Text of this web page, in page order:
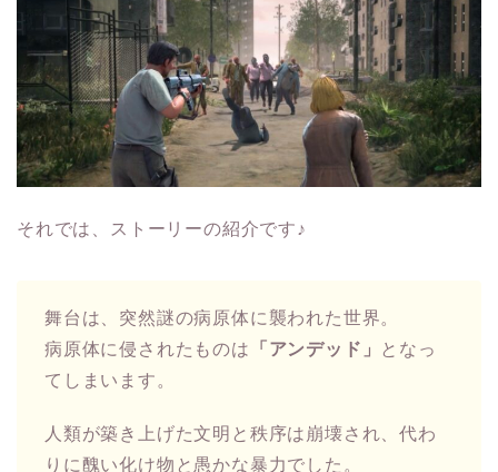
それでは、ストーリーの紹介です♪
舞台は、突然謎の病原体に襲われた世界。
病原体に侵されたものは
「アンデッド」
となっ
てしまいます。
人類が築き上げた文明と秩序は崩壊され、代わ
りに醜い化け物と愚かな暴力でした。